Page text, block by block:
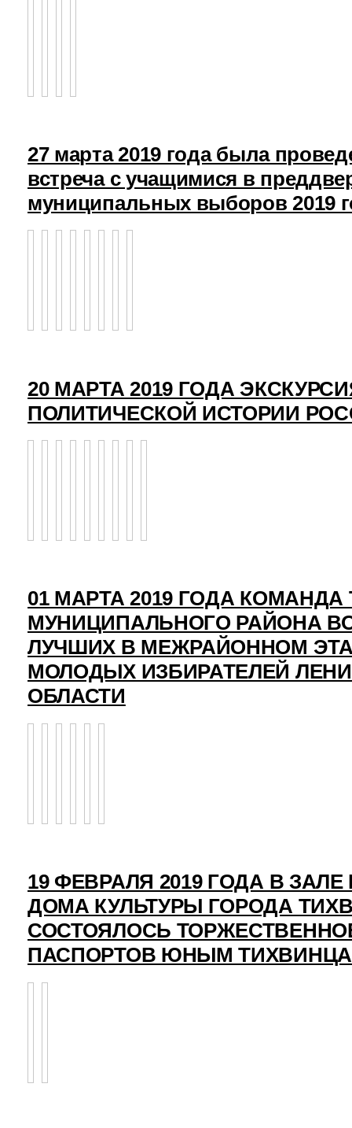
27 марта 2019 года была
встреча с учащимися в
муниципальных выборов 2019
20 МАРТА 2019 ГОДА
ПОЛИТИЧЕСКОЙ ИСТОРИИ
01 МАРТА 2019 ГОДА
МУНИЦИПАЛЬНОГО РАЙОНА
ЛУЧШИХ В МЕЖРАЙОННОМ
МОЛОДЫХ ИЗБИРАТЕЛЕЙ
ОБЛАСТИ
19 ФЕВРАЛЯ 2019 ГОДА В
ДОМА КУЛЬТУРЫ ГОРОДА
СОСТОЯЛОСЬ
ПАСПОРТОВ ЮНЫМ